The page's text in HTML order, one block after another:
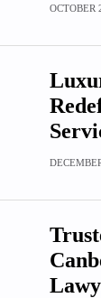
OCTOBER